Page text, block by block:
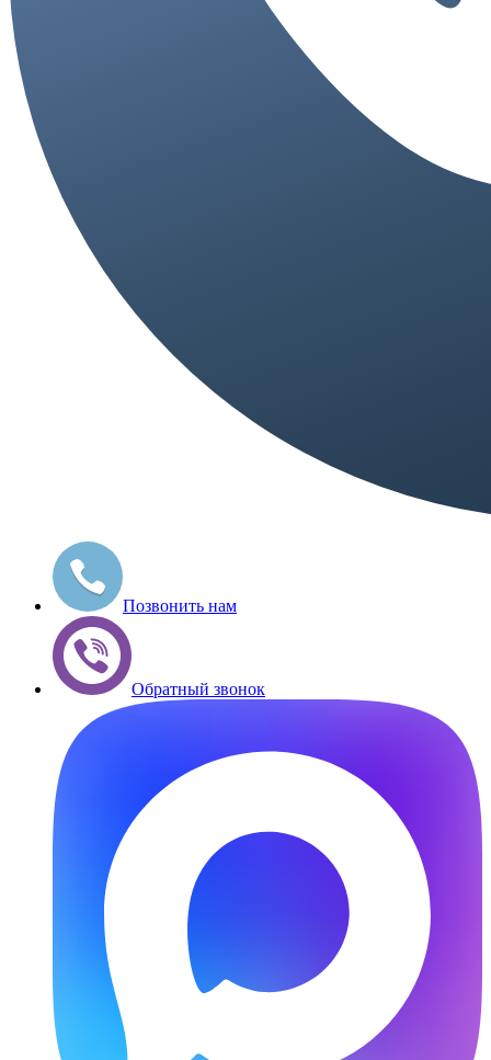
Позвонить нам
Обратный звонок